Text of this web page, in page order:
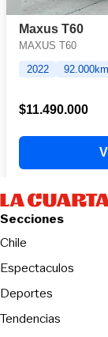
Secciones
Chile
Espectaculos
Deportes
Tendencias